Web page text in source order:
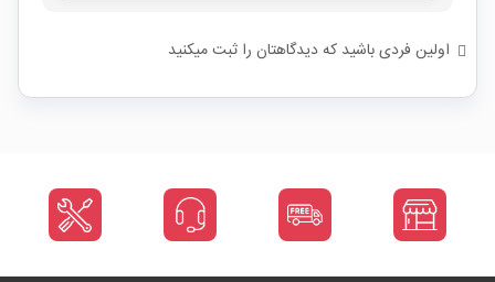
اولین فردی باشید که دیدگاهتان را ثبت میکنید